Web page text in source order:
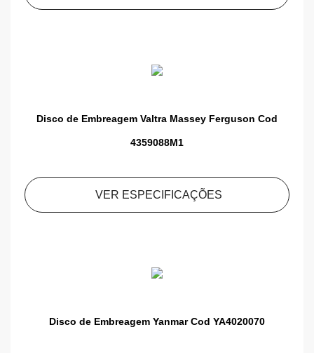
Disco de Embreagem Valtra Massey Ferguson Cod
4359088M1
VER ESPECIFICAÇÕES
Disco de Embreagem Yanmar Cod YA4020070